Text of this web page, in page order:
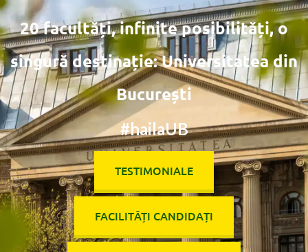
20 facultăți, infinite posibilități, o
singură destinație: Universitatea din
București
#hailaUB
TESTIMONIALE
FACILITĂȚI CANDIDAȚI